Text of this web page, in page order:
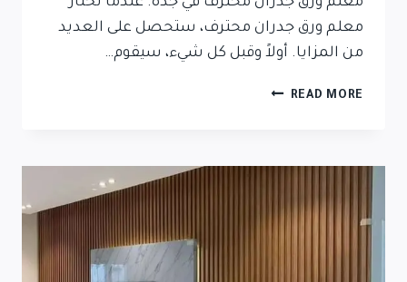
معلم ورق جدران محترف، ستحصل على العديد
من المزايا. أولاً وقبل كل شيء، سيقوم…
READ MORE